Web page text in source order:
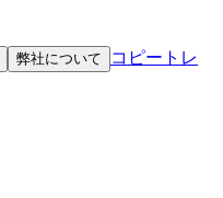
弊社について
コピートレ